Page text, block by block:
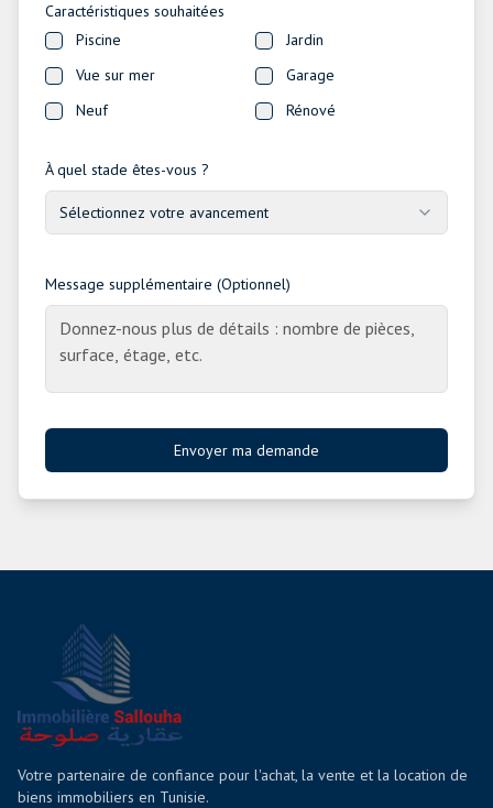
Caractéristiques souhaitées
Piscine
Jardin
Vue sur mer
Garage
Neuf
Rénové
À quel stade êtes-vous ?
Sélectionnez votre avancement
Message supplémentaire (Optionnel)
Envoyer ma demande
Votre partenaire de confiance pour l'achat, la vente et la location de
biens immobiliers en Tunisie.